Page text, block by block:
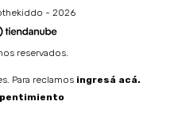
- 2026
reservados.
Para reclamos ingresá acá.